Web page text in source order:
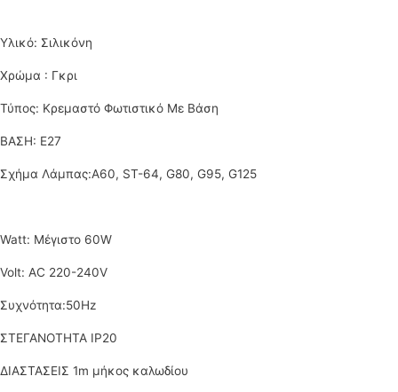
Υλικό: Σιλικόνη
Χρώμα : Γκρι
Τύπος: Κρεμαστό Φωτιστικό Με Βάση
ΒΑΣΗ: E27
Σχήμα Λάμπας:A60, ST-64, G80, G95, G125
Watt: Μέγιστο 60W
Volt: AC 220-240V
Συχνότητα:50Hz
ΣΤΕΓΑΝΟΤΗΤΑ IP20
ΔΙΑΣΤΑΣΕΙΣ 1m μήκος καλωδίου